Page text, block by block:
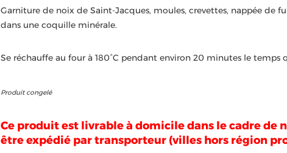
Garniture de noix de Saint-Jacques, moules, crevettes, nappée de
dans une coquille minérale.
Se réchauffe au four à 180°C pendant environ 20 minutes le temps
Produit congelé
Ce produit est livrable à domicile dans le cadre de
être expédié par transporteur (villes hors région